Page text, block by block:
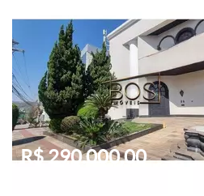
R$ 290.000,00